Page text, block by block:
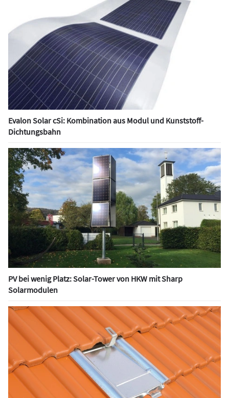
Evalon Solar cSi: Kombination aus Modul und Kunststoff-
Dichtungsbahn
PV bei wenig Platz: Solar-Tower von HKW mit Sharp
Solarmodulen